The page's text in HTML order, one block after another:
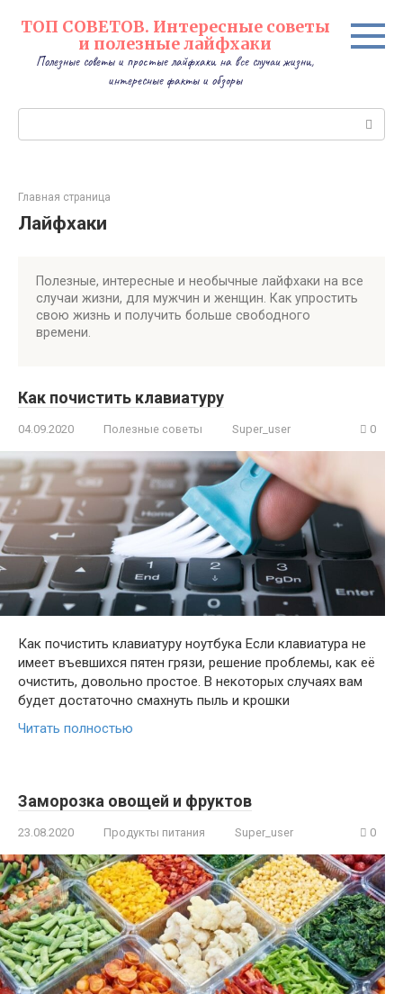
ТОП СОВЕТОВ. Интересные советы
и полезные лайфхаки
Полезные советы и простые лайфхаки на все случаи жизни,
интересные факты и обзоры
Главная страница
Лайфхаки
Полезные, интересные и необычные лайфхаки на все
случаи жизни, для мужчин и женщин. Как упростить
свою жизнь и получить больше свободного
времени.
Как почистить клавиатуру
04.09.2020 Полезные советы Super_user 0
Как почистить клавиатуру ноутбука Если клавиатура не
имеет въевшихся пятен грязи, решение проблемы, как её
очистить, довольно простое. В некоторых случаях вам
будет достаточно смахнуть пыль и крошки
Читать полностью
Заморозка овощей и фруктов
23.08.2020 Продукты питания Super_user 0